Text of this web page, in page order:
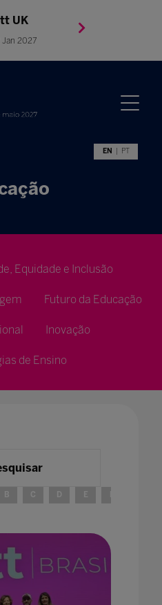
UK
2027
Brasil
2026
Asia
2026
USA
2027
EN PT
Equidade e Inclusão
Futuro da Educação
Inovação
de Ensino
B C E